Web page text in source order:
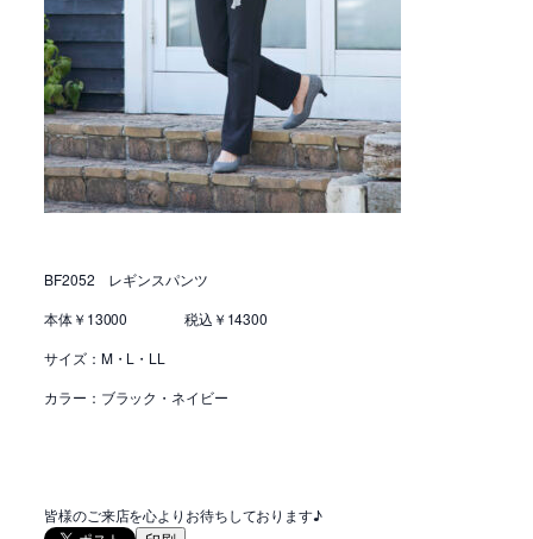
BF2052 レギンスパンツ
本体￥13000 税込￥14300
サイズ：M・L・LL
カラー：ブラック・ネイビー
皆様のご来店を心よりお待ちしております♪